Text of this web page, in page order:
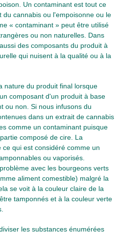
Un contaminant est tout ce
cannabis ou l'empoisonne ou le
« contaminant » peut être utilisé
ou non naturelles. Dans
des composants du produit à
qui nuisent à la qualité ou à la
nature du produit final lorsque
composant d'un produit à base
ou non. Si nous infusons du
dans un extrait de cannabis
comme un contaminant puisque
composé de cire. La
qui est considéré comme un
ou vaporisés.
avec les bourgeons verts
aliment comestible) malgré la
se voit à la couleur claire de la
tamponnés et à la couleur verte
les substances énumérées